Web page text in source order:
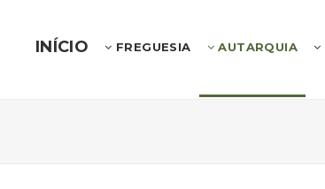
INÍCIO FREGUESIA AUTARQUIA